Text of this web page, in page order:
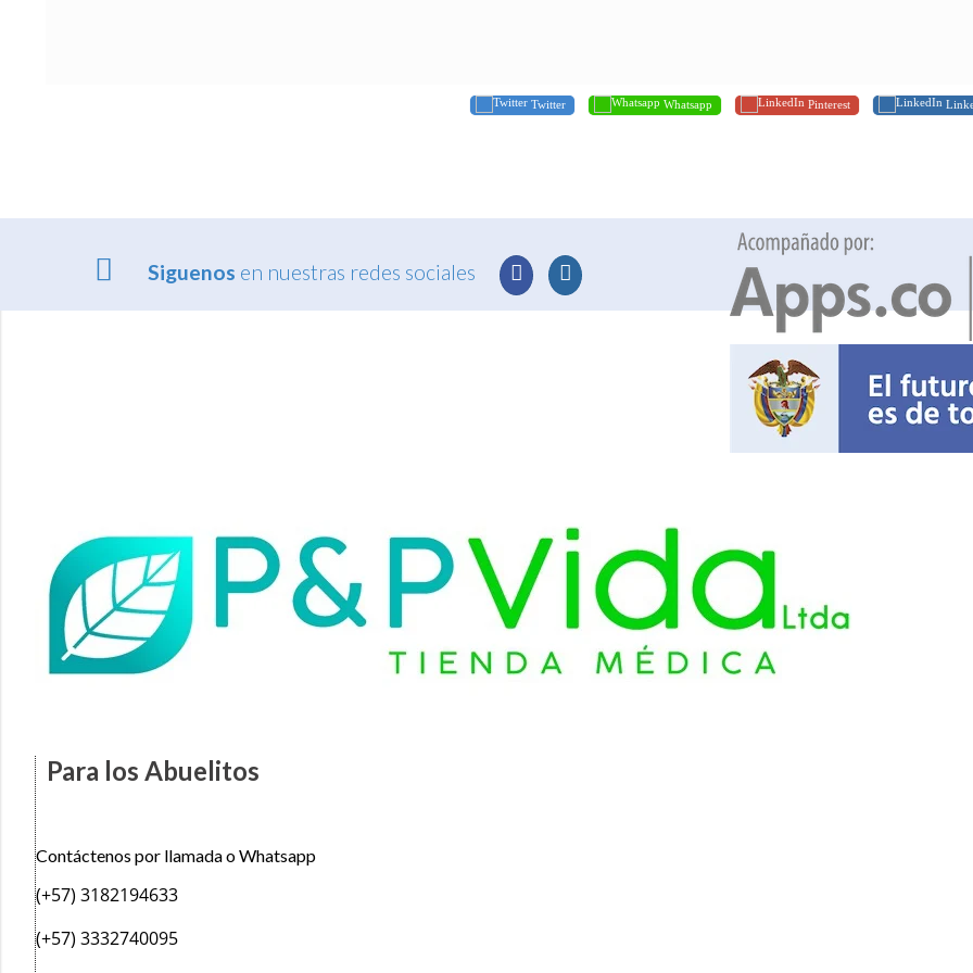
Twitter Whatsapp Pinterest
Siguenos en nuestras redes sociales
Para los Abuelitos
Contáctenos por llamada o Whatsapp
(+57) 3182194633
(+57) 3332740095